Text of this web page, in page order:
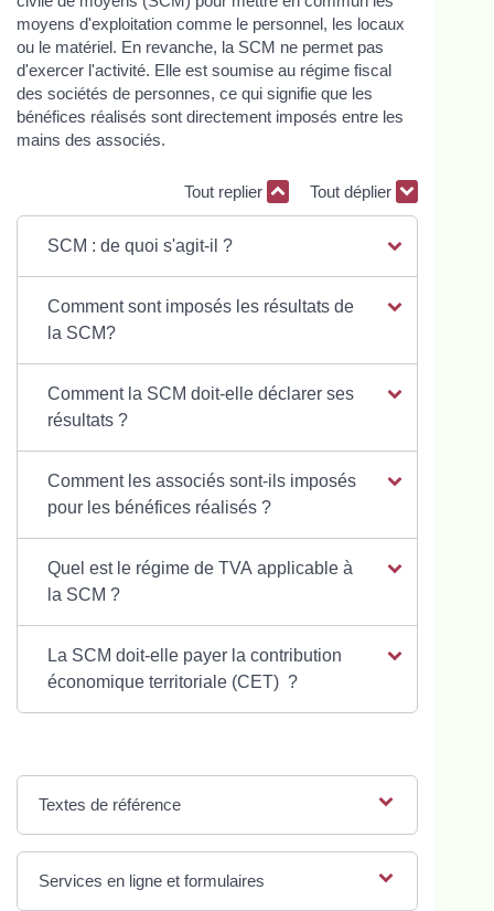
moyens d'exploitation comme le personnel, les locaux
ou le matériel. En revanche, la SCM ne permet pas
d'exercer l'activité. Elle est soumise au régime fiscal
des sociétés de personnes, ce qui signifie que les
bénéfices réalisés sont directement imposés entre les
mains des associés.
Tout replier Tout déplier
SCM : de quoi s'agit-il ?
Comment sont imposés les résultats de
la SCM?
Comment la SCM doit-elle déclarer ses
résultats ?
Comment les associés sont-ils imposés
pour les bénéfices réalisés ?
Quel est le régime de TVA applicable à
la SCM ?
La SCM doit-elle payer la contribution
économique territoriale (CET) ?
Textes de référence
Services en ligne et formulaires